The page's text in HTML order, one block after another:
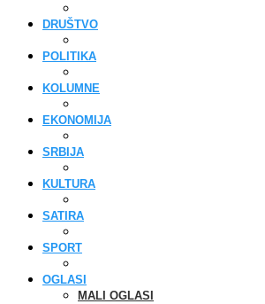
DRUŠTVO
POLITIKA
KOLUMNE
EKONOMIJA
SRBIJA
KULTURA
SATIRA
SPORT
OGLASI
MALI OGLASI